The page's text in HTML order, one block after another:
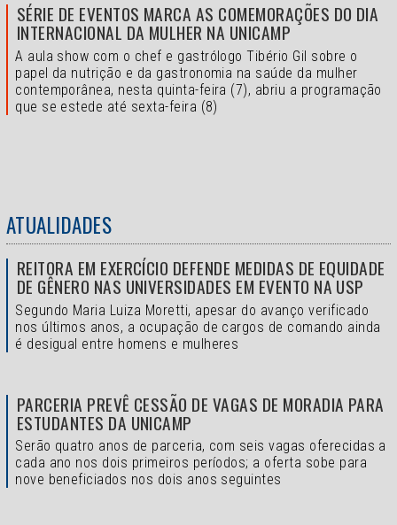
SÉRIE DE EVENTOS MARCA AS COMEMORAÇÕES DO DIA
INTERNACIONAL DA MULHER NA UNICAMP
A aula show com o chef e gastrólogo Tibério Gil sobre o
papel da nutrição e da gastronomia na saúde da mulher
contemporânea, nesta quinta-feira (7), abriu a programação
que se estede até sexta-feira (8)
ATUALIDADES
REITORA EM EXERCÍCIO DEFENDE MEDIDAS DE EQUIDADE
DE GÊNERO NAS UNIVERSIDADES EM EVENTO NA USP
Segundo Maria Luiza Moretti, apesar do avanço verificado
nos últimos anos, a ocupação de cargos de comando ainda
é desigual entre homens e mulheres
PARCERIA PREVÊ CESSÃO DE VAGAS DE MORADIA PARA
ESTUDANTES DA UNICAMP
Serão quatro anos de parceria, com seis vagas oferecidas a
cada ano nos dois primeiros períodos; a oferta sobe para
nove beneficiados nos dois anos seguintes